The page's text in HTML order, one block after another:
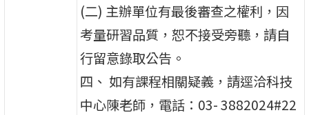
(二) 主辦單位有最後審查之權利，因
考量研習品質，恕不接受旁聽，請自
行留意錄取公告。
四、 如有課程相關疑義，請逕洽科技
中心陳老師，電話：03- 3882024#22